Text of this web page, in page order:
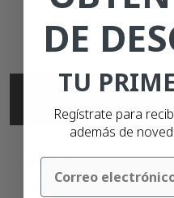
MARCA
DE
TU
Regístrate para
además de
Email